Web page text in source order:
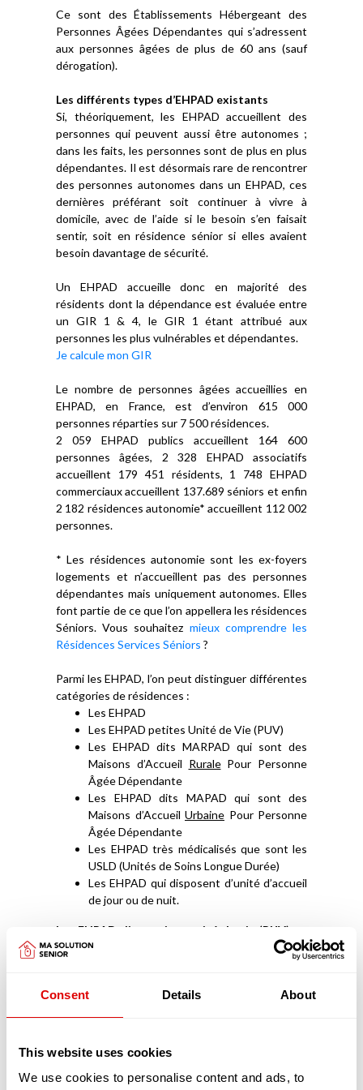
Consent Details About
This website uses cookies
We use cookies to personalise content and ads, to
Ce sont des Établissements Hébergeant des
Personnes Âgées Dépendantes qui s’adressent
aux personnes âgées de plus de 60 ans (sauf
dérogation).
Les différents types d’EHPAD existants
Si, théoriquement, les EHPAD accueillent des
personnes qui peuvent aussi être autonomes ;
dans les faits, les personnes sont de plus en plus
dépendantes. Il est désormais rare de rencontrer
des personnes autonomes dans un EHPAD, ces
dernières préférant soit continuer à vivre à
domicile, avec de l’aide si le besoin s’en faisait
sentir, soit en résidence sénior si elles avaient
besoin davantage de sécurité.
Un EHPAD accueille donc en majorité des
résidents dont la dépendance est évaluée entre
un GIR 1 & 4, le GIR 1 étant attribué aux
personnes les plus vulnérables et dépendantes.
Je calcule mon GIR
Le nombre de personnes âgées accueillies en
EHPAD, en France, est d’environ 615 000
personnes réparties sur 7 500 résidences.
2 059 EHPAD publics accueillent 164 600
personnes âgées, 2 328 EHPAD associatifs
accueillent 179 451 résidents, 1 748 EHPAD
commerciaux accueillent 137.689 séniors et enfin
2 182 résidences autonomie* accueillent 112 002
personnes.
* Les résidences autonomie sont les ex-foyers
logements et n’accueillent pas des personnes
dépendantes mais uniquement autonomes. Elles
font partie de ce que l’on appellera les résidences
Séniors. Vous souhaitez mieux comprendre les
Résidences Services Séniors ?
Parmi les EHPAD, l’on peut distinguer différentes
catégories de résidences :
Les EHPAD
Les EHPAD petites Unité de Vie (PUV)
Les EHPAD dits MARPAD qui sont des
Maisons d’Accueil RuralePour Personne
Âgée Dépendante
Les EHPAD dits MAPAD qui sont des
Maisons d’Accueil Urbaine Pour Personne
Âgée Dépendante
Les EHPAD très médicalisés que sont les
USLD (Unités de Soins Longue Durée)
Les EHPAD qui disposent d’unité d’accueil
de jour ou de nuit.
Les EHPAD dits petites unité de vie (PUV)
sont des alternatives à l’EHPAD que du fait de
leur petite capacité et du statut des
généralement au maximum que 25 places qui sont
médicalisées. Les chambres peuvent
kitchenettes. Le personnel soignant, à la
salarié (tout comme dans les EHPAD classiques),